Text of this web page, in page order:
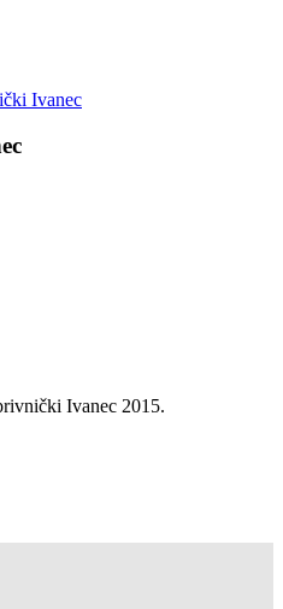
Ivanec
Ivanec 2015.